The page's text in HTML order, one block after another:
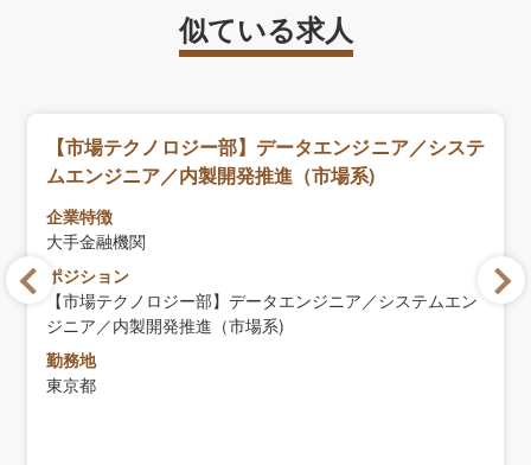
似ている求人
【市場テクノロジー部】データエンジニア／システ
ムエンジニア／内製開発推進（市場系)
企業特徴
大手金融機関
ポジション
【市場テクノロジー部】データエンジニア／システムエン
ジニア／内製開発推進（市場系)
勤務地
東京都